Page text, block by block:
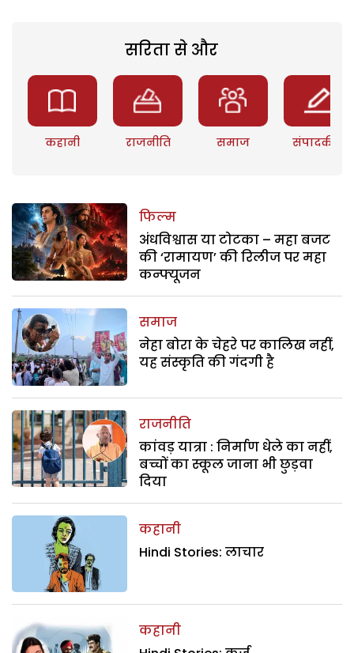
सरिता से और
कहानी राजनीति समाज संपादकीय
फिल्म
अंधविश्वास या टोटका – महा बजट
की ‘रामायण’ की रिलीज पर महा
कन्फ्यूजन
समाज
नेहा बोरा के चेहरे पर कालिख नहीं,
यह संस्कृति की गंदगी है
राजनीति
कांवड़ यात्रा : निर्माण धेले का नहीं,
बच्चों का स्कूल जाना भी छुड़वा
दिया
कहानी
Hindi Stories: लाचार
कहानी